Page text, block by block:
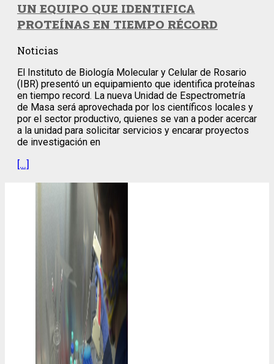
UN EQUIPO QUE IDENTIFICA
PROTEÍNAS EN TIEMPO RÉCORD
Noticias
El Instituto de Biología Molecular y Celular de Rosario
(IBR) presentó un equipamiento que identifica proteínas
en tiempo record. La nueva Unidad de Espectrometría
de Masa será aprovechada por los científicos locales y
por el sector productivo, quienes se van a poder acercar
a la unidad para solicitar servicios y encarar proyectos
de investigación en
[…]